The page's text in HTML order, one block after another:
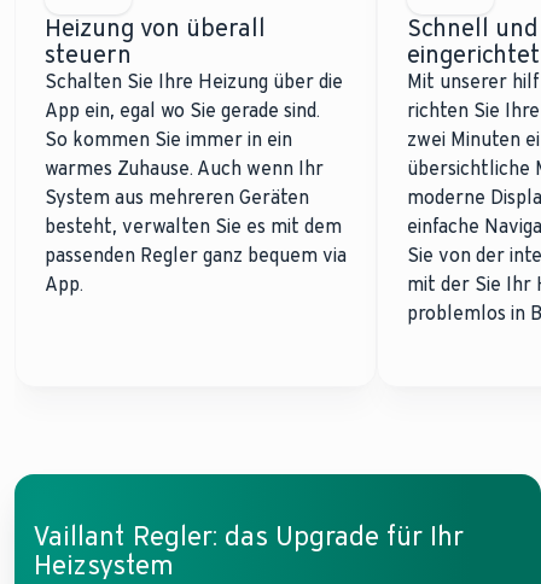
Heizung von überall
steuern
Schalten Sie Ihre Heizung über die
App ein, egal wo Sie gerade sind.
So kommen Sie immer in ein
warmes Zuhause. Auch wenn Ihr
System aus mehreren Geräten
besteht, verwalten Sie es mit dem
passenden Regler ganz bequem via
App.
Schnell
eingerichtet
Mit unserer
richten Sie
zwei Minuten
übersichtliche
moderne
einfache
Sie von der
mit der Sie Ihr
problemlos in
Vaillant Regler: das Upgrade für Ihr
Heizsystem